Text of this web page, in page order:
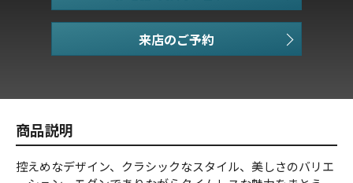
商品説明
控えめなデザイン、クラシックなスタイル、美しさのバリエ